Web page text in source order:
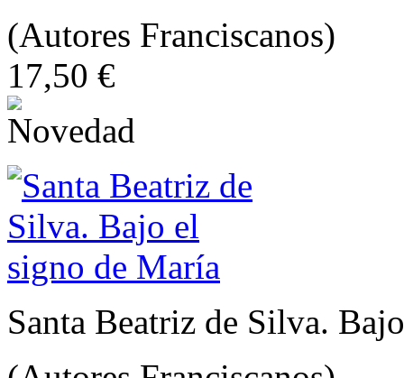
(Autores Franciscanos)
17,50 €
Santa Beatriz de Silva.